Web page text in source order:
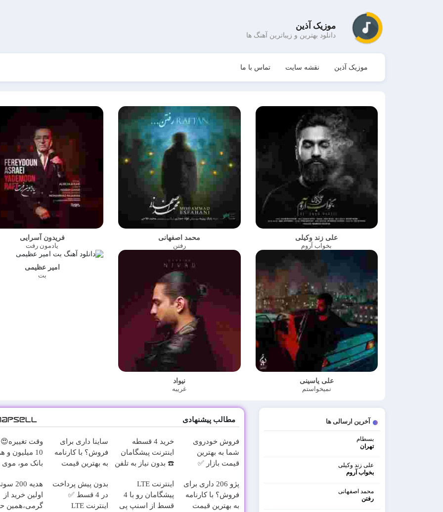
موزیک آذین
دانلود بهترین و زیباترین آهنگ ها
موزیک آذین نقشه سایت تماس با ما
علی زند وکیلی
بخواب آروم
محمد اصفهانی
رفتن
فریدون آسرایی
یادمون رفت
علی یاسینی
نمیخواستم
نیواد
غریبه
امیر عظیمی
بت
آخرین ارسالی ها
بسطام
تهران
علی زند وکیلی
بخواب آروم
محمد اصفهانی
رفتن
مطالب پیشنهادی
فروش خودروی
شما به بهترین
قیمت بازار ✅
خرید 4 قسطه
اینترنت پیشگامان
☎️ بدون نیاز به تلفن
ساینا داری برای
فروش؟ با کارنامه
به بهترین قیمت
وقت
10 میلیون و
بانک مو، موی
پژو 206 داری برای
فروش؟ با کارنامه
به بهترین قیمت
اینترنت LTE
پیشگامان رو با 4
قسط از اسنپ پی
بدون پیش پرداخت
در 4 قسط ✅
اینترنت LTE
هدیه
اولین خرید از
گرمی،همین